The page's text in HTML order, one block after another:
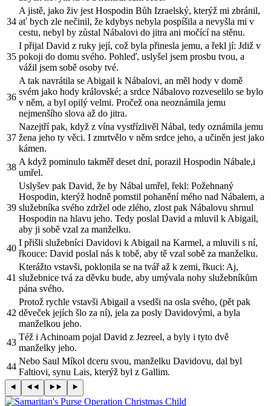
34
A jistě, jako živ jest Hospodin Bůh Izraelský, kterýž mi zbránil,
ať bych zle nečinil, že kdybys nebyla pospíšila a nevyšla mi v
cestu, nebyl by zůstal Nábalovi do jitra ani močící na stěnu.
35
I přijal David z ruky její, což byla přinesla jemu, a řekl jí: Jdiž v
pokoji do domu svého. Pohleď, uslyšel jsem prosbu tvou, a
vážil jsem sobě osoby tvé.
36
A tak navrátila se Abigail k Nábalovi, an měl hody v domě
svém jako hody královské; a srdce Nábalovo rozveselilo se bylo
v něm, a byl opilý velmi. Pročež ona neoznámila jemu
nejmenšího slova až do jitra.
37
Nazejtří pak, když z vína vystřízlivěl Nábal, tedy oznámila jemu
žena jeho ty věci. I zmrtvělo v něm srdce jeho, a učiněn jest jako
kámen.
38
A když pominulo takměř deset dní, porazil Hospodin Nábale,i
umřel.
39
Uslyšev pak David, že by Nábal umřel, řekl: Požehnaný
Hospodin, kterýž hodně pomstil pohanění mého nad Nábalem, a
služebníka svého zdržel ode zlého, zlost pak Nábalovu shrnul
Hospodin na hlavu jeho. Tedy poslal David a mluvil k Abigail,
aby ji sobě vzal za manželku.
40
I přišli služebníci Davidovi k Abigail na Karmel, a mluvili s ní,
řkouce: David poslal nás k tobě, aby tě vzal sobě za manželku.
41
Kterážto vstavši, poklonila se na tvář až k zemi, řkuci: Aj,
služebnice tvá za děvku bude, aby umývala nohy služebníkům
pána svého.
42
Protož rychle vstavši Abigail a vsedši na osla svého, (pět pak
děveček jejích šlo za ní), jela za posly Davidovými, a byla
manželkou jeho.
43
Též i Achinoam pojal David z Jezreel, a byly i tyto dvě
manželky jeho.
44
Nebo Saul Míkol dceru svou, manželku Davidovu, dal byl
Faltiovi, synu Lais, kterýž byl z Gallim.